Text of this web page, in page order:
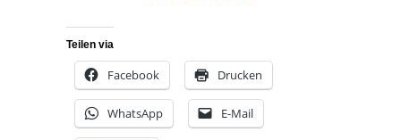
Teilen via
Facebook Drucken
WhatsApp E-Mail